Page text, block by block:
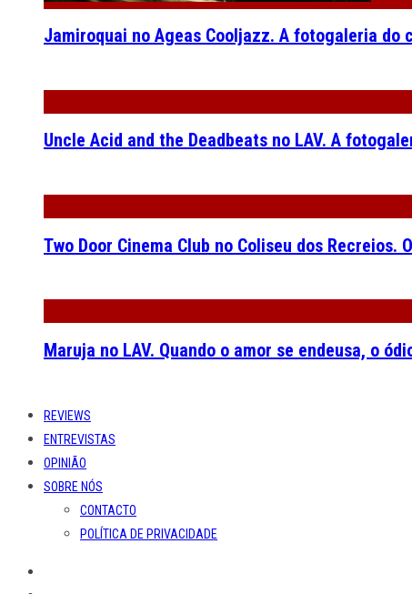
Jamiroquai no Ageas Cooljazz. A fotogaleria do
Uncle Acid and the Deadbeats no LAV. A
Two Door Cinema Club no Coliseu dos
Maruja no LAV. Quando o amor se endeusa, o
REVIEWS
ENTREVISTAS
OPINIÃO
SOBRE NÓS
CONTACTO
POLÍTICA DE PRIVACIDADE